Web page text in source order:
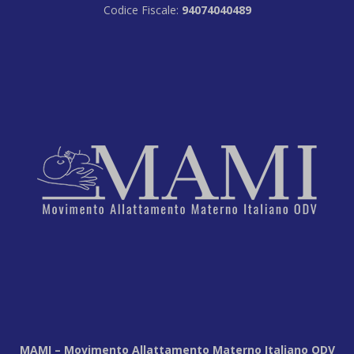
Codice Fiscale: 94074040489
MAMI – Movimento Allattamento Materno Italiano ODV